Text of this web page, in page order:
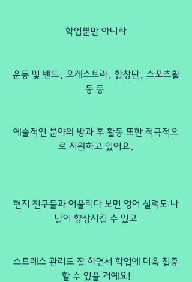
학업뿐만 아니라
운동 및 밴드, 오케스트라, 합창단, 스포츠활
동 등
예술적인 분야의 방과 후 활동 또한 적극적으
로 지원하고 있어요.
현지 친구들과 어울리다 보면 영어 실력도 나
날이 향상시킬 수 있고
스트레스 관리도 잘 하면서 학업에 더욱 집중
할 수 있을 거예요!